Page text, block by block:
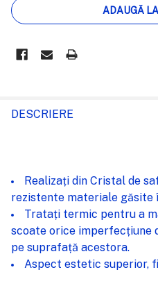
ADAUGĂ
CUMPARATE
SELECTEAZĂ
TOT
ADAUGĂ
%STR%
ÎN COȘ
DESCRIERE
Realizați din Cristal de
rezistente materiale găsite
Tratați termic pentru a
scoate orice imperfecțiune
pe suprafață acestora.
Aspect estetic superior,